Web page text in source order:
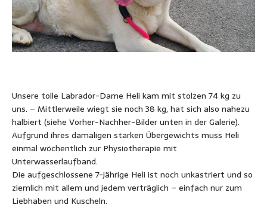
Unsere tolle Labrador-Dame Heli kam mit stolzen 74 kg zu
uns. – Mittlerweile wiegt sie noch 38 kg, hat sich also nahezu
halbiert (siehe Vorher-Nachher-Bilder unten in der Galerie).
Aufgrund ihres damaligen starken Übergewichts muss Heli
einmal wöchentlich zur Physiotherapie mit
Unterwasserlaufband.
Die aufgeschlossene 7-jährige Heli ist noch unkastriert und so
ziemlich mit allem und jedem verträglich – einfach nur zum
Liebhaben und Kuscheln.